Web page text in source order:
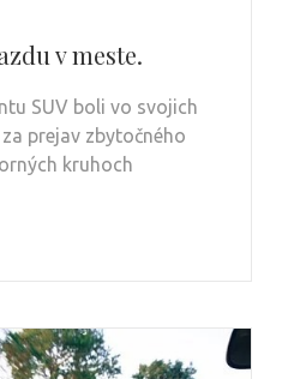
v meste.
SUV boli vo svojich
prejav zbytočného
kruhoch